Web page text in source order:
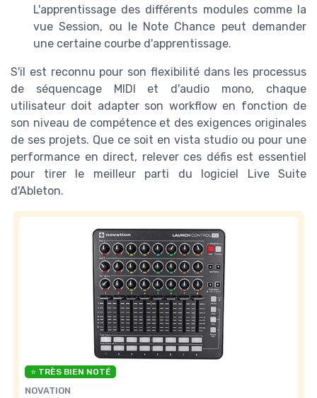
L'apprentissage des différents modules comme la
vue Session, ou le Note Chance peut demander
une certaine courbe d'apprentissage.
S'il est reconnu pour son flexibilité dans les processus
de séquencage MIDI et d'audio mono, chaque
utilisateur doit adapter son workflow en fonction de
son niveau de compétence et des exigences originales
de ses projets. Que ce soit en vista studio ou pour une
performance en direct, relever ces défis est essentiel
pour tirer le meilleur parti du logiciel Live Suite
d'Ableton.
⭐ TRÈS BIEN NOTÉ
NOVATION